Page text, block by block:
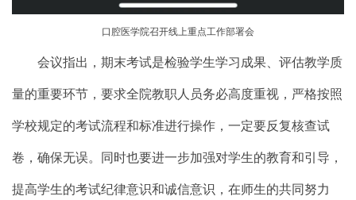
口腔医学院召开线上重点工作部署会
会议指出，期末考试是检验学生学习成果、评估教学质
量的重要环节，要求全院教职人员务必高度重视，严格按照
学校规定的考试流程和标准进行操作，一定要反复核查试
卷，确保无误。同时也要进一步加强对学生的教育和引导，
提高学生的考试纪律意识和诚信意识，在师生的共同努力